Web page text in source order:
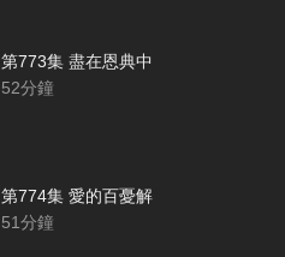
第773集 盡在恩典中
52分鐘
第774集 愛的百憂解
51分鐘